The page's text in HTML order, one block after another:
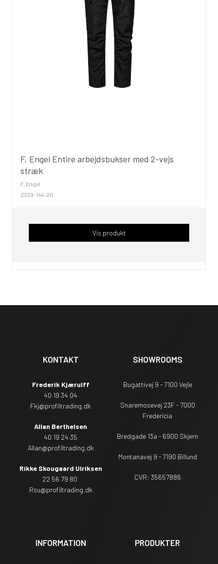
F. Engel Entire arbejdsbukser med 2-vejs
stræk
F. Engel
2329-144-20
Vis produkt
KONTAKT
Frederik Kjærulff
40 19 34 04
Fkj@profiltrading.dk
Allan Berthelsen
40 19 24 35
Allan@profiltrading.dk
Rikke Skougaard Ulriksen
22 56 79 80
Rsu@profiltrading.dk
SHOWROOMS
Bugattivej 9 - 7100 Vejle
Snaremosevej 23F - 7000
Fredericia
Bredgade 13a - 6900 Skjern
Montanavej 9 - 7190 Billund
CVR: 35657886
INFORMATION PRODUKTER